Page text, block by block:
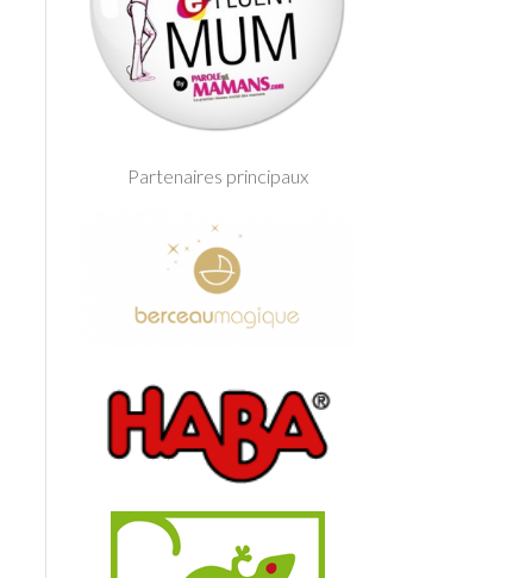
Partenaires principaux